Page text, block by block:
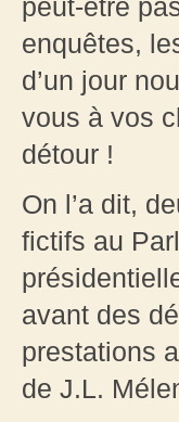
peut-être
enquêtes,
d’un jour
vous à vos
détour !
On l’a dit,
fictifs au
avant des
prestations
de J.L.